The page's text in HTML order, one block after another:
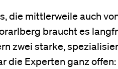
die mittlerweile auch
braucht es
zwei starke,
die Experten ganz